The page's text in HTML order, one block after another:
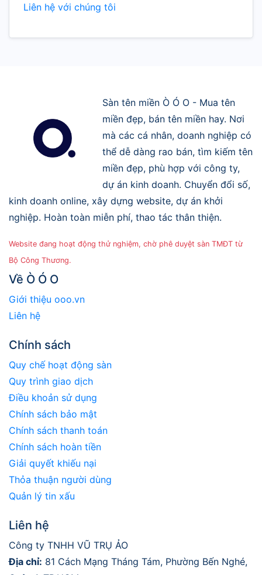
Liên hệ với chúng tôi
Sàn tên miền Ò Ó O - Mua tên
miền đẹp, bán tên miền hay. Nơi
mà các cá nhân, doanh nghiệp có
thể dễ dàng rao bán, tìm kiếm tên
miền đẹp, phù hợp với công ty,
dự án kinh doanh. Chuyển đổi số,
kinh doanh online, xây dựng website, dự án khởi
nghiệp. Hoàn toàn miễn phí, thao tác thân thiện.
Website đang hoạt động thử nghiệm, chờ phê duyệt sàn TMĐT từ
Bộ Công Thương.
Về Ò Ó O
Giới thiệu ooo.vn
Liên hệ
Chính sách
Quy chế hoạt động sàn
Quy trình giao dịch
Điều khoản sử dụng
Chính sách bảo mật
Chính sách thanh toán
Chính sách hoàn tiền
Giải quyết khiếu nại
Thỏa thuận người dùng
Quản lý tin xấu
Liên hệ
Công ty TNHH VŨ TRỤ ẢO
Địa chỉ: 81 Cách Mạng Tháng Tám, Phường Bến Nghé,